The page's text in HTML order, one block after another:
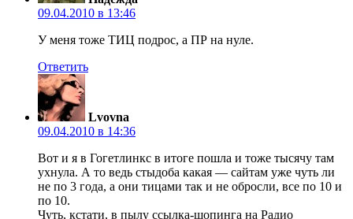
09.04.2010 в 13:46
У меня тоже ТИЦ подрос, а ПР на нуле.
Ответить
Lvovna
09.04.2010 в 14:36
Вот и я в Гогетлинкс в итоге пошла и тоже тысячу там
ухнула. А то ведь стыдоба какая — сайтам уже чуть ли
не по 3 года, а они тицами так и не обросли, все по 10 и
по 10.
Чуть, кстати, в пылу ссылка-шопинга на Радио